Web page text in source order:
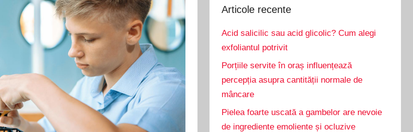
Articole recente
Acid salicilic sau acid glicolic? Cum alegi
exfoliantul potrivit
Porțiile servite în oraș influențează
percepția asupra cantității normale de
mâncare
Pielea foarte uscată a gambelor are nevoie
de ingrediente emoliente și ocluzive